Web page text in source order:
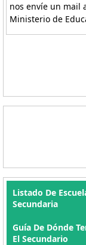
nos envíe un mail
Ministerio de
Listado De
Secundaria
Guía De Dónde
El Secundario